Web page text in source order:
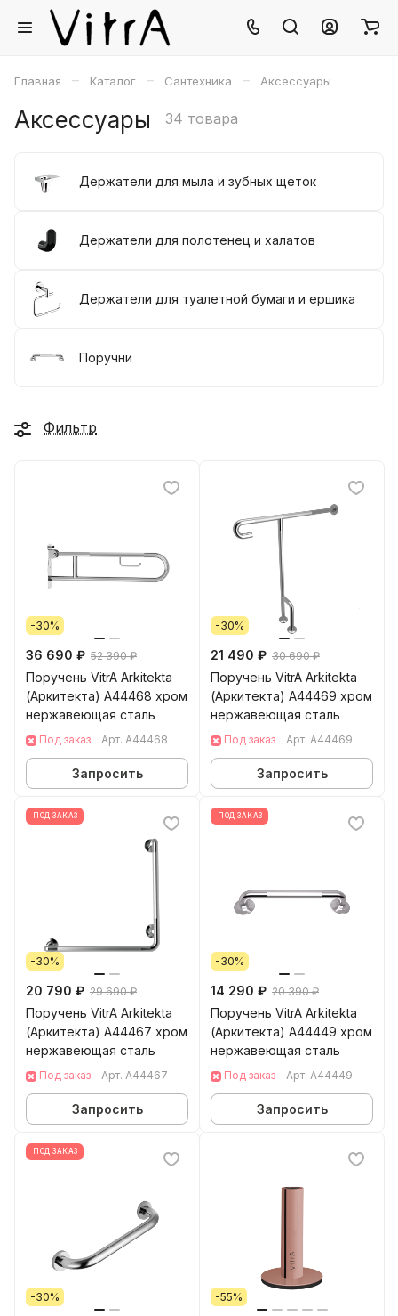
Главная – Каталог – Сантехника – Аксессуары
Аксессуары 34 товара
Держатели для мыла и зубных щеток
Держатели для полотенец и халатов
Держатели для туалетной бумаги и ершика
Поручни
Фильтр
-30%
36 690 ₽ 52 390 ₽
Поручень VitrA Arkitekta
(Аркитекта) A44468 хром
нержавеющая сталь
Под заказ Арт. A44468
Запросить
-30%
21 490 ₽ 30 690 ₽
Поручень VitrA Arkitekta
(Аркитекта) A44469 хром
нержавеющая сталь
Под заказ Арт. A44469
Запросить
ПОД ЗАКАЗ
-30%
20 790 ₽ 29 690 ₽
Поручень VitrA Arkitekta
(Аркитекта) A44467 хром
нержавеющая сталь
Под заказ Арт. A44467
Запросить
ПОД ЗАКАЗ
-30%
14 290 ₽ 20 390 ₽
Поручень VitrA Arkitekta
(Аркитекта) A44449 хром
нержавеющая сталь
Под заказ Арт. A44449
Запросить
ПОД ЗАКАЗ
-30% -55%